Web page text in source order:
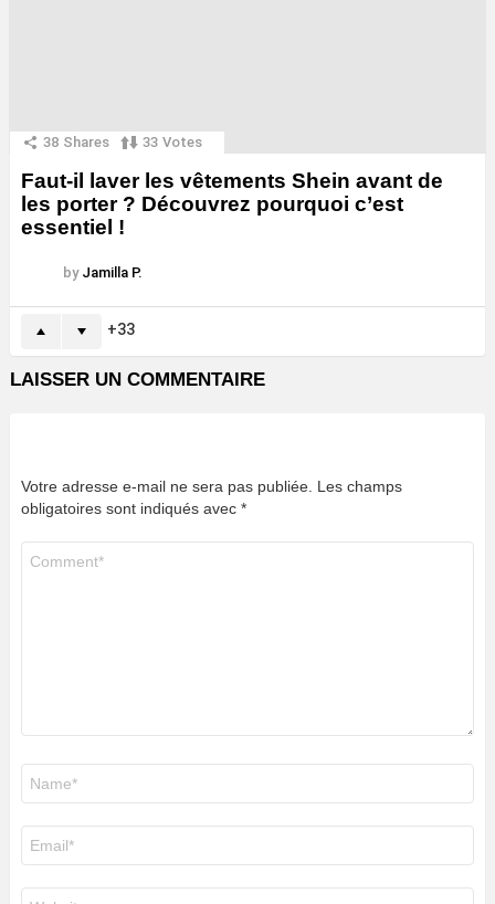
38 Shares 33 Votes
Faut-il laver les vêtements Shein avant de
les porter ? Découvrez pourquoi c’est
essentiel !
by Jamilla P.
33
LAISSER UN COMMENTAIRE
Votre adresse e-mail ne sera pas publiée. Les champs
obligatoires sont indiqués avec *
mail
*